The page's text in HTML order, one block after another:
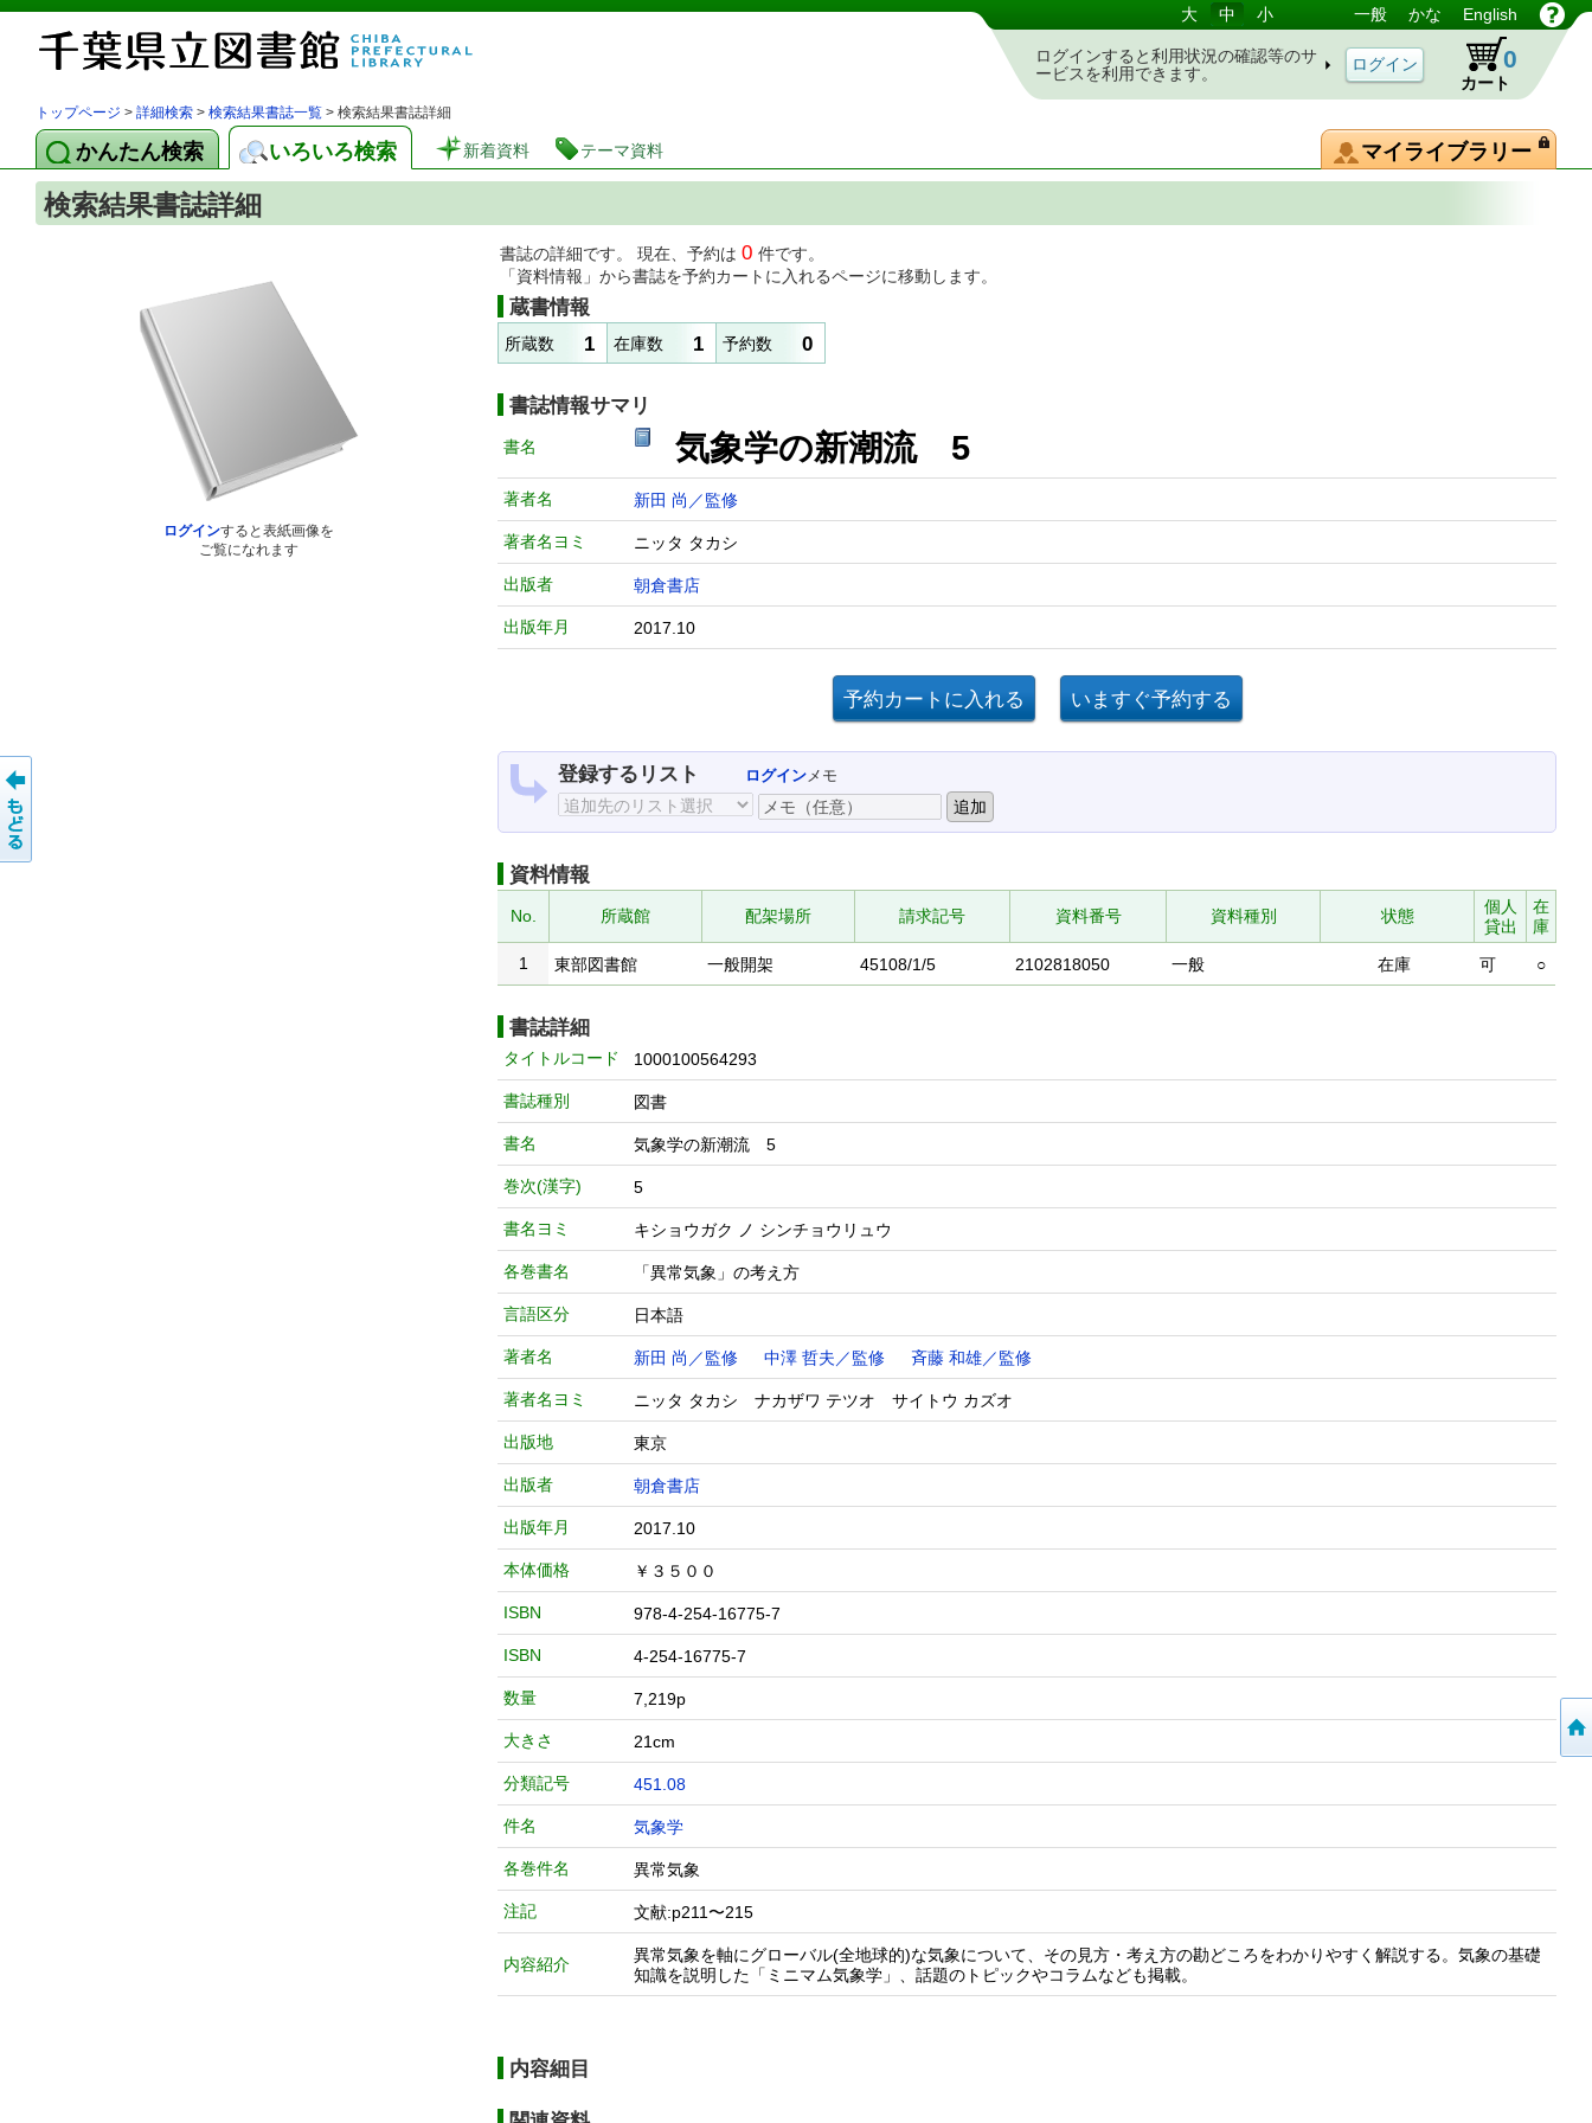
図書館 蔵書検索・予約システム 大 中 小 一般 かな English
ログインすると利用状況の確認等のサ
ービスを利用できます。
カート
0
トップページ > 詳細検索 > 検索結果書誌一覧 > 検索結果書誌詳細
かんたん検索 いろいろ検索 新着資料 テーマ資料 マイライブラリー
検索結果書誌詳細
ログインすると表紙画像を
ご覧になれます
書誌の詳細です。 現在、予約は 0 件です。
「資料情報」から書誌を予約カートに入れるページに移動します。
蔵書情報
所蔵数 1 在庫数 1 予約数 0
書誌情報サマリ
書名 気象学の新潮流 5
著者名 新田 尚／監修
著者名ヨミ ニッタ タカシ
出版者 朝倉書店
出版年月 2017.10
登録するリスト ログインメモ
資料情報
No. 所蔵館 配架場所 請求記号 資料番号 資料種別 状態
個人
貸出
在
庫
1
東部図書館 一般開架 45108/1/5 2102818050 一般 在庫 可 ○
書誌詳細
タイトルコード 1000100564293
書誌種別 図書
書名 気象学の新潮流 5
巻次(漢字) 5
書名ヨミ キショウガク ノ シンチョウリュウ
各巻書名 「異常気象」の考え方
言語区分 日本語
著者名 新田 尚／監修 中澤 哲夫／監修 斉藤 和雄／監修
著者名ヨミ ニッタ タカシ ナカザワ テツオ サイトウ カズオ
出版地 東京
出版者 朝倉書店
出版年月 2017.10
本体価格 ￥３５００
ISBN 978-4-254-16775-7
ISBN 4-254-16775-7
数量 7,219p
大きさ 21cm
分類記号 451.08
件名 気象学
各巻件名 異常気象
注記 文献:p211〜215
内容紹介
異常気象を軸にグローバル(全地球的)な気象について、その見方・考え方の勘どころをわかりやすく解説する。気象の基礎
知識を説明した「ミニマム気象学」、話題のトピックやコラムなども掲載。
内容細目